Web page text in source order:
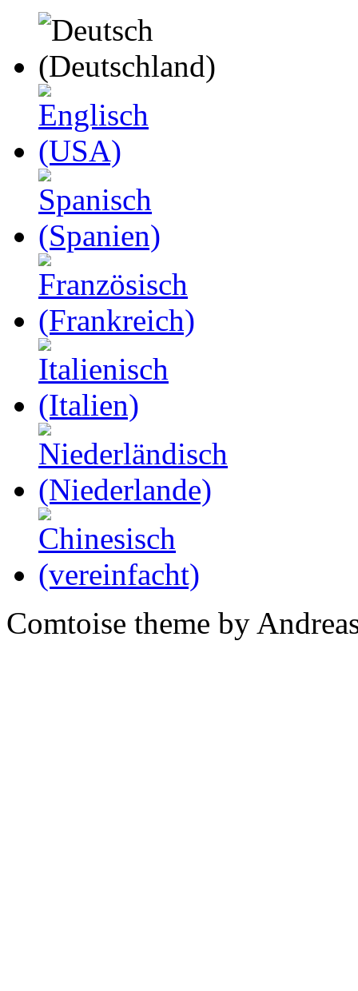
Comtoise theme by